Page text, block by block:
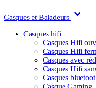
Casques et Baladeurs
Casques hifi
Casques Hifi
Casques Hifi
Casques avec
Casques Hifi
Casques
Casque Gaming